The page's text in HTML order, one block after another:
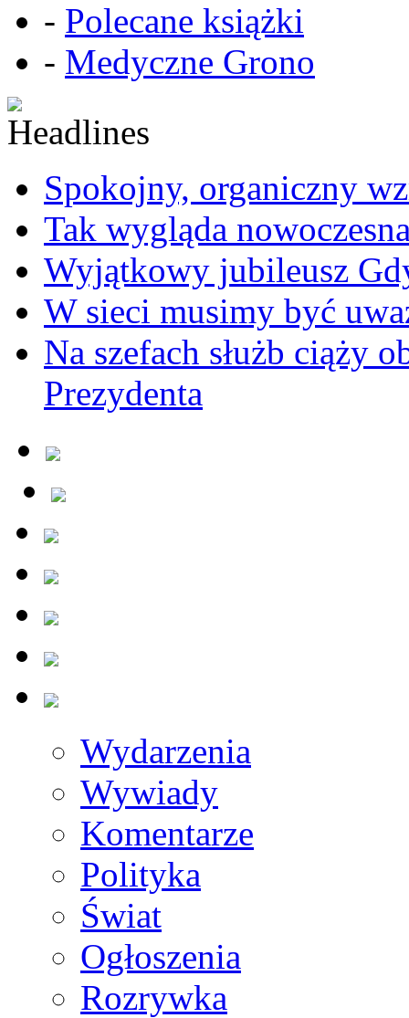
- Polecane książki
- Medyczne Grono
Spokojny, organiczny
Tak wygląda
Wyjątkowy jubileusz
W sieci musimy być
Na szefach służb ciąży
Prezydenta
Wydarzenia
Wywiady
Komentarze
Polityka
Świat
Ogłoszenia
Rozrywka